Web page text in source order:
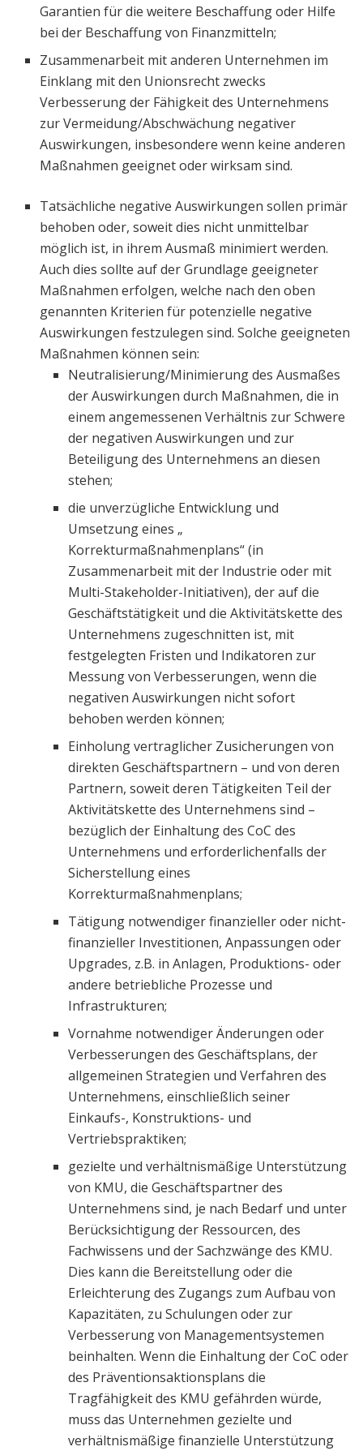
Garantien für die weitere Beschaffung oder Hilfe
bei der Beschaffung von Finanzmitteln;
Zusammenarbeit mit anderen Unternehmen im
Einklang mit den Unionsrecht zwecks
Verbesserung der Fähigkeit des Unternehmens
zur Vermeidung/Abschwächung negativer
Auswirkungen, insbesondere wenn keine anderen
Maßnahmen geeignet oder wirksam sind.
Tatsächliche negative Auswirkungen sollen primär
behoben oder, soweit dies nicht unmittelbar
möglich ist, in ihrem Ausmaß minimiert werden.
Auch dies sollte auf der Grundlage geeigneter
Maßnahmen erfolgen, welche nach den oben
genannten Kriterien für potenzielle negative
Auswirkungen festzulegen sind. Solche geeigneten
Maßnahmen können sein:
Neutralisierung/Minimierung des Ausmaßes
der Auswirkungen durch Maßnahmen, die in
einem angemessenen Verhältnis zur Schwere
der negativen Auswirkungen und zur
Beteiligung des Unternehmens an diesen
stehen;
die unverzügliche Entwicklung und
Umsetzung eines „
Korrekturmaßnahmenplans“ (in
Zusammenarbeit mit der Industrie oder mit
Multi-Stakeholder-Initiativen), der auf die
Geschäftstätigkeit und die Aktivitätskette des
Unternehmens zugeschnitten ist, mit
festgelegten Fristen und Indikatoren zur
Messung von Verbesserungen, wenn die
negativen Auswirkungen nicht sofort
behoben werden können;
Einholung vertraglicher Zusicherungen von
direkten Geschäftspartnern – und von deren
Partnern, soweit deren Tätigkeiten Teil der
Aktivitätskette des Unternehmens sind –
bezüglich der Einhaltung des CoC des
Unternehmens und erforderlichenfalls der
Sicherstellung eines
Korrekturmaßnahmenplans;
Tätigung notwendiger finanzieller oder nicht-
finanzieller Investitionen, Anpassungen oder
Upgrades, z.B. in Anlagen, Produktions- oder
andere betriebliche Prozesse und
Infrastrukturen;
Vornahme notwendiger Änderungen oder
Verbesserungen des Geschäftsplans, der
allgemeinen Strategien und Verfahren des
Unternehmens, einschließlich seiner
Einkaufs-, Konstruktions- und
Vertriebspraktiken;
gezielte und verhältnismäßige Unterstützung
von KMU, die Geschäftspartner des
Unternehmens sind, je nach Bedarf und unter
Berücksichtigung der Ressourcen, des
Fachwissens und der Sachzwänge des KMU.
Dies kann die Bereitstellung oder die
Erleichterung des Zugangs zum Aufbau von
Kapazitäten, zu Schulungen oder zur
Verbesserung von Managementsystemen
beinhalten. Wenn die Einhaltung der CoC oder
des Präventionsaktionsplans die
Tragfähigkeit des KMU gefährden würde,
muss das Unternehmen gezielte und
verhältnismäßige finanzielle Unterstützung